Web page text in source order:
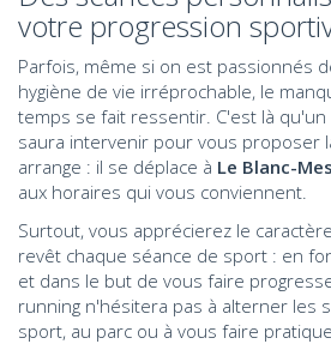
votre progression
Parfois, même si on est passionnés
hygiène de vie irréprochable, le
temps se fait ressentir. C'est là
saura intervenir pour vous proposer
arrange : il se déplace à Le Blanc-
aux horaires qui vous conviennent.
Surtout, vous apprécierez le
revêt chaque séance de sport : en
et dans le but de vous faire
running n'hésitera pas à alterner les
sport, au parc ou à vous faire